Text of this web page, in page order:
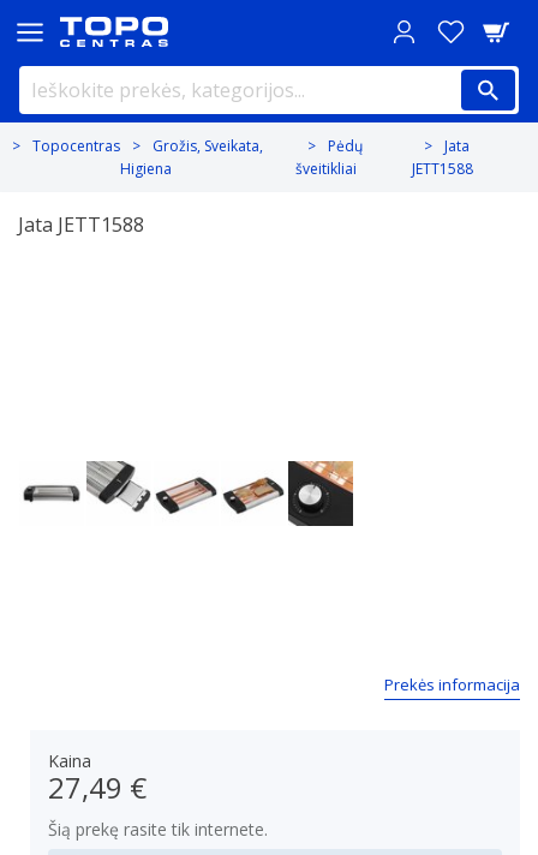
Topocentras
Grožis, Sveikata,
Higiena
Pėdų
šveitikliai
Jata
JETT1588
Jata JETT1588
Prekės informacija
Kaina
27,49 €
Šią prekę rasite tik internete.